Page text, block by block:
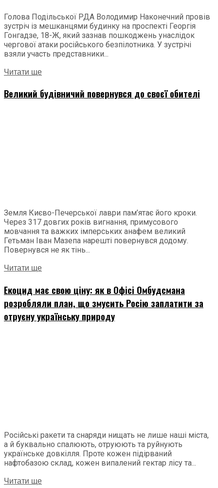
Голова Подільської РДА Володимир Наконечний провів
зустріч із мешканцями будинку на проспекті Георгія
Гонгадзе, 18-Ж, який зазнав пошкоджень унаслідок
чергової атаки російського безпілотника. У зустрічі
взяли участь представники...
Читати ще
Великий будівничий повернувся до своєї обителі
Земля Києво-Печерської лаври пам’ятає його кроки.
Через 317 довгих років вигнання, примусового
мовчання та важких імперських анафем великий
Гетьман Іван Мазепа нарешті повернувся додому.
Повернувся не як тінь...
Читати ще
Екоцид має свою ціну: як в Офісі Омбудсмана
розробляли план, що змусить Росію заплатити за
отруєну українську природу
Російські ракети та снаряди нищать не лише наші міста,
а й буквально спалюють, отруюють та руйнують
українське довкілля. Проте кожен підірваний
нафтобазою склад, кожен випалений гектар лісу та...
Читати ще